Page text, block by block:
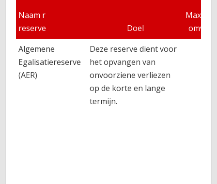
Naam r
reserve
Doel
Algemene
Egalisatiereserve
(AER)
Deze reserve dient voor
het opvangen van
onvoorziene verliezen
op de korte en lange
termijn.